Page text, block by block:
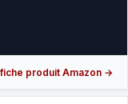
produit Amazon →